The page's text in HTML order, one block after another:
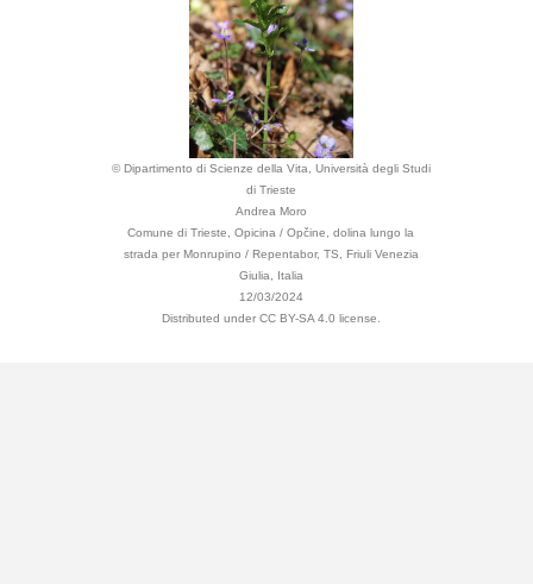
© Dipartimento di Scienze della Vita, Università degli Studi
di Trieste
Andrea Moro
Comune di Trieste, Opicina / Opčine, dolina lungo la
strada per Monrupino / Repentabor, TS, Friuli Venezia
Giulia, Italia
12/03/2024
Distributed under CC BY-SA 4.0 license.